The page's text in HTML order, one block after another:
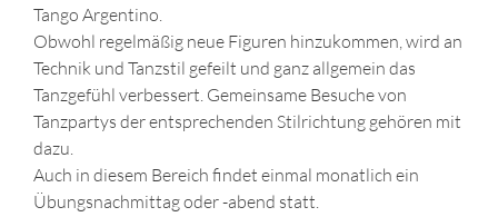
Tango Argentino.
Obwohl regelmäßig neue Figuren hinzukommen, wird an
Technik und Tanzstil gefeilt und ganz allgemein das
Tanzgefühl verbessert. Gemeinsame Besuche von
Tanzpartys der entsprechenden Stilrichtung gehören mit
dazu.
Auch in diesem Bereich findet einmal monatlich ein
Übungsnachmittag oder -abend statt.